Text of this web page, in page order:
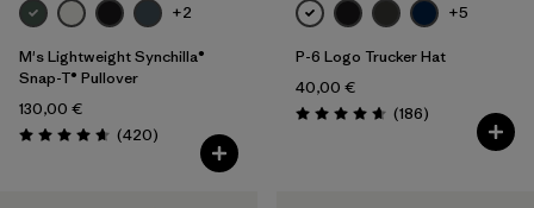
+2
M's Lightweight Synchilla®
Snap-T® Pullover
130,00 €
Évaluation: 4.7 / 5
(420Avis
)
+5
P-6 Logo Trucker Hat
40,00 €
Évaluation: 4.7 / 5
(186Avis
)